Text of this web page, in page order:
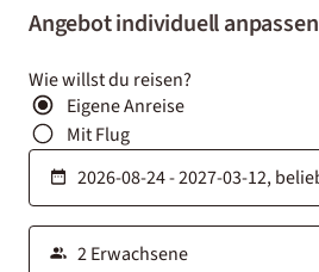
Angebot individuell anpassen
Wie willst du reisen?
Eigene Anreise
Mit Flug